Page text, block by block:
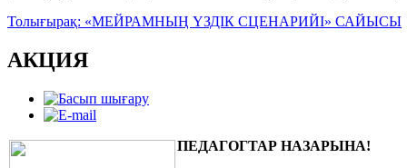
Толығырақ: «МЕЙРАМНЫҢ ҮЗДІК СЦЕНАРИЙІ» САЙЫСЫ
АКЦИЯ
ПЕДАГОГТАР НАЗАРЫНА!